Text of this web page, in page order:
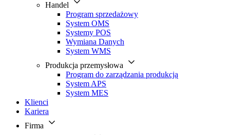
Handel
Program sprzedażowy
System OMS
Systemy POS
Wymiana Danych
System WMS
Produkcja przemysłowa
Program do zarządzania produkcją
System APS
System MES
Klienci
Kariera
Firma